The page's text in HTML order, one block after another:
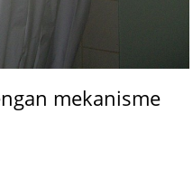
mekanisme